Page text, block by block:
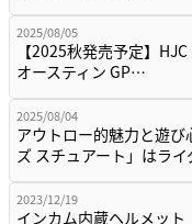
2025/08/05
【2025秋発売予定】
オースティン GP…
2025/08/04
アウトロー的魅力と遊び
ズ スチュアート」はラ
2023/12/19
インカム内蔵ヘルメット